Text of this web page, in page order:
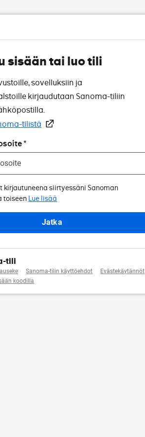
sisään tai luo tili
sovelluksiin ja
kirjaudutaan Sanoma-tiliin
tilistä
kirjautuneena siirtyessäni Sanoman
toiseen Lue lisää
Jatka
tili
Sanoma-tilin käyttöehdot
Evästekäytännöt
koodilla